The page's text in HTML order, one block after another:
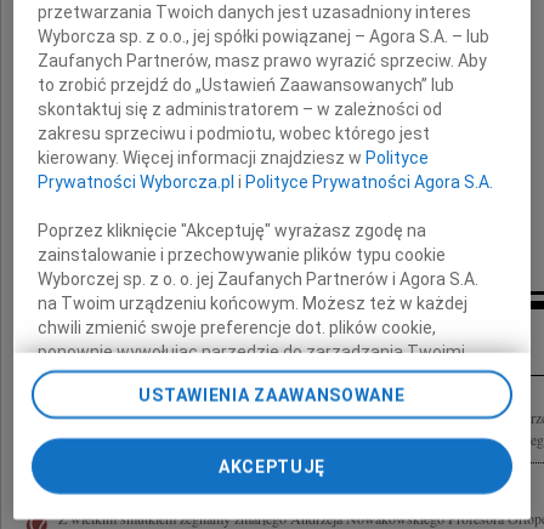
Nowakowskiego
Wyrazy głębokiego współczucia
Rodzinie i Bliskim
składa
Zespól Warszawskiej Kliniki Ortopedycznej
Inne kondolencje
Z głębokim smutkiem przyjęliśmy wiadomość o śmierci Prof. dr hab. n. med.
Wspaniałego Lekarza, cenionego ortopedy, wybitnego humanisty.. Wyrazy
Z wielkim smutkiem żegnamy zmarłego Andrzeja Nowakowskiego Profesora
przetwarzania Twoich danych jest uzasadniony interes
Wyborcza sp. z o.o., jej spółki powiązanej – Agora S.A. – lub
Zaufanych Partnerów, masz prawo wyrazić sprzeciw. Aby
to zrobić przejdź do „Ustawień Zaawansowanych” lub
skontaktuj się z administratorem – w zależności od
zakresu sprzeciwu i podmiotu, wobec którego jest
kierowany. Więcej informacji znajdziesz w Polityce
Prywatności Wyborcza.pl i Polityce Prywatności Agora S.A.
Poprzez kliknięcie "Akceptuję" wyrażasz zgodę na
zainstalowanie i przechowywanie plików typu cookie
Wyborczej sp. z o. o. jej Zaufanych Partnerów i Agora S.A.
na Twoim urządzeniu końcowym. Możesz też w każdej
chwili zmienić swoje preferencje dot. plików cookie,
ponownie wywołując narzędzie do zarządzania Twoimi
preferencjami dot. przetwarzania danych poprzez
odnośnik „Ustawienia prywatności” w stopce serwisu i
przechodząc do sekcji „Ustawienia zaawansowane”.
Zmiana ustawień plików cookie możliwa jest także za
pomocą ustawień przeglądarki.
My, nasi Zaufani Partnerzy i Agora S.A. możemy
USTAWIENIA ZAAWANSOWANE
AKCEPTUJĘ